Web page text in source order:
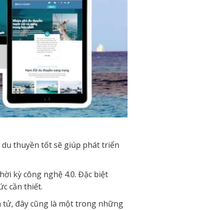
thuyền tốt sẽ giúp phát triển
kỳ công nghệ 4.0. Đặc biệt
cần thiết.
đây cũng là một trong những